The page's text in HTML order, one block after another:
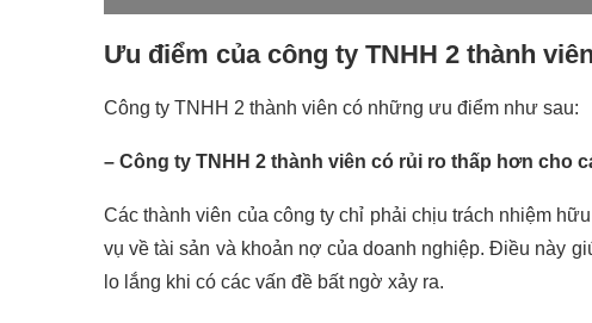
Ưu điểm của công ty TNHH 2 thành viên
Công ty TNHH 2 thành viên có những ưu điểm như sau:
– Công ty TNHH 2 thành viên có rủi ro thấp hơn cho
Các thành viên của công ty chỉ phải chịu trách nhiệm
vụ về tài sản và khoản nợ của doanh nghiệp. Điều này
lo lắng khi có các vấn đề bất ngờ xảy ra.